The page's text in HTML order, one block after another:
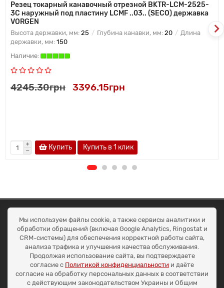
Резец токарный канавочный отрезной BKTR-LCM-2525-
3C наружный под пластину LCMF ..03.. (SECO) державка
VORGEN
Высота державки, мм: 25 Глубина канавки, мм: 20
Длина
державки, мм: 150
4245.30грн 3396.15грн
Купить Купить в 1 клик
ОКЕАН ТРЕЙД
Договір публичної оферти
Доставка та оплата
Наші контакти
Умови повернення
+38 (099) 452-20-02
+38 (098) 492-20-02
office@ocean.biz.ua
Мы используем файлы cookie, а также сервисы аналитики и
обработки обращений (включая Google Analytics, Ringostat и
CRM-системы) для обеспечения корректной работы сайта,
анализа трафика и улучшения качества обслуживания.
Продолжая использование сайта, вы подтверждаете
согласие с Политикой конфиденциальности и даёте
согласие на обработку персональных данных в соответствии
с действующим законодательством Украины и Общим